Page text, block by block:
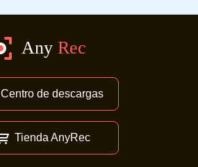
Centro de descargas
Tienda AnyRec